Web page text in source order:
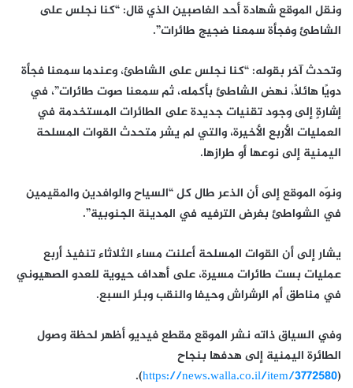
ونقل الموقع شهادة أحد الغاصبين الذي قال: “كنا نجلس على
الشاطئ وفجأة سمعنا ضجيج طائرات”.
وتحدث آخر بقوله: “كنا نجلس على الشاطئ، وعندما سمعنا فجأة
دويًا هائلًا، نهض الشاطئ بأكمله، ثم سمعنا صوت طائرات”، في
إشارةٍ إلى وجود تقنيات جديدة على الطائرات المستخدمة في
العمليات الأربع الأخيرة، والتي لم يشر متحدث القوات المسلحة
اليمنية إلى نوعها أو طرازها.
ونوّه الموقع إلى أن الذعر طال كل “السياح والوافدين والمقيمين
في الشواطئ بغرض الترفيه في المدينة الجنوبية”.
يشار إلى أن القوات المسلحة أعلنت مساء الثلاثاء تنفيذ أربع
عمليات بست طائرات مسيرة، على أهداف حيوية للعدو الصهيوني
في مناطق أم الرشراش وحيفا والنقب وبئر السبع.
وفي السياق ذاته نشر الموقع مقطع فيديو أظهر لحظة وصول
الطائرة اليمنية إلى هدفها بنجاح
(
https://news.walla.co.il/item/3772580
).